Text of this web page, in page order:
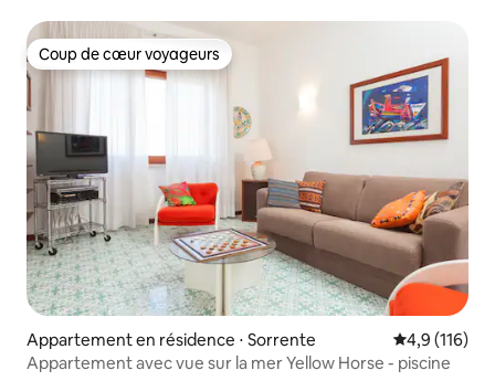
Coup de cœur voyageurs
Coup de cœur voyageurs
Appartement en résidence ⋅ Sorrente Évaluation
4,9 (116)
Appartement avec vue sur la mer Yellow Horse - piscine